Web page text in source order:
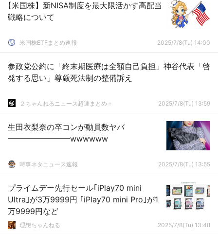
【米国株】新NISA制度を最大限活かす高配当
戦略について
米国株ETFまとめ速報 2025/7/8(Tu) 14:00
参政党公約に「終末期医療は全額自己負担」神谷代表「啓
発する思い」尊厳死法制の整備訴え
２ちゃんねるニュース超速まとめ＋ 2025/7/8(Tu) 13:59
生田衣梨奈の卒コンが動員数ヤバ
━━━━━━━━wwwwww
時事ネタニュース速報 2025/7/8(Tu) 13:55
プライムデー先行セール｢iPlay70 mini
Ultra｣が3万9999円 ｢iPlay70 mini Pro｣が1
万9999円など
理想ちゃんねる 2025/7/8(Tu) 13:48